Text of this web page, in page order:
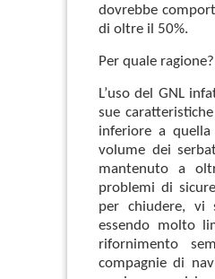
dovrebbe
di oltre il 50%.
Per quale ragione?
L’uso del GNL
sue
inferiore a quella
volume dei
mantenuto a
problemi di
per chiudere, vi
essendo molto
rifornimento
compagnie di